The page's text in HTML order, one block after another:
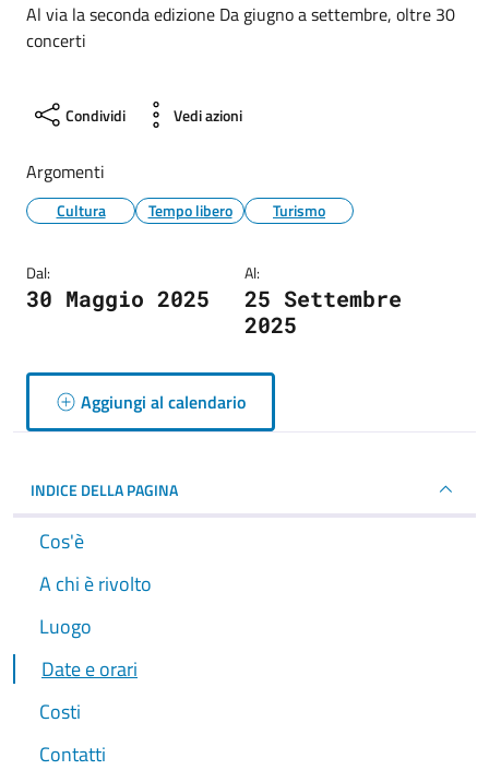
Al via la seconda edizione Da giugno a settembre, oltre 30
concerti
Condividi Vedi azioni
Argomenti
Cultura Tempo libero Turismo
Dal:
30 Maggio 2025
Al:
25 Settembre
2025
Aggiungi al calendario
INDICE DELLA PAGINA
Cos'è
A chi è rivolto
Luogo
Date e orari
Costi
Contatti